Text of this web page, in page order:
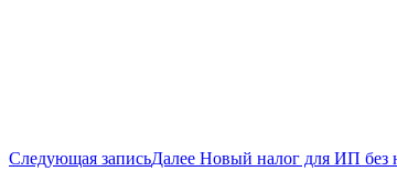
Следующая записьДалее Новый налог для ИП без